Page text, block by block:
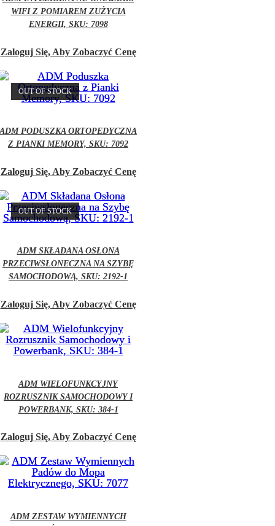
WIFI Z POMIAREM ZUŻYCIA
ENERGII, SKU: 7098
Zaloguj Się, Aby Zobaczyć Cenę
OUT OF STOCK
ADM PODUSZKA ORTOPEDYCZNA
Z PIANKI MEMORY, SKU: 7092
Zaloguj Się, Aby Zobaczyć Cenę
OUT OF STOCK
ADM SKŁADANA OSŁONA
PRZECIWSŁONECZNA NA SZYBĘ
SAMOCHODOWĄ, SKU: 2192-1
Zaloguj Się, Aby Zobaczyć Cenę
ADM WIELOFUNKCYJNY
ROZRUSZNIK SAMOCHODOWY I
POWERBANK, SKU: 384-1
Zaloguj Się, Aby Zobaczyć Cenę
ADM ZESTAW WYMIENNYCH